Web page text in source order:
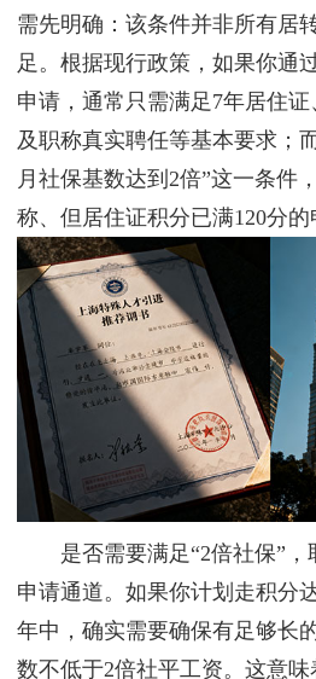
闻
资
讯
联
系
我
们
需先明确：该条件并非所有居
足。根据现行政策，如果你通
申请，通常只需满足7年居住
及职称真实聘任等基本要求；
月社保基数达到2倍”这一条件
称、但居住证积分已满120分的
是否需要满足“2倍社保”，
申请通道。如果你计划走积分
年中，确实需要确保有足够长
数不低于2倍社平工资。这意